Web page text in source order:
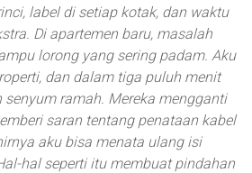
label di setiap kotak, dan waktu
Di apartemen baru, masalah
lorong yang sering padam. Aku
dan dalam tiga puluh menit
senyum ramah. Mereka mengganti
saran tentang penataan kabel
aku bisa menata ulang isi
hal seperti itu membuat pindahan